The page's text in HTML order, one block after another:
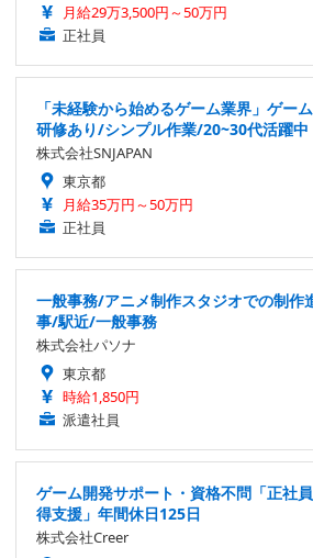
月給29万3,500円～50万円
正社員
「未経験から始めるゲーム業界」ゲー
研修あり/シンプル作業/20~30代活躍中
株式会社SNJAPAN
東京都
月給35万円～50万円
正社員
一般事務/アニメ制作スタジオでの制作
事/駅近/一般事務
株式会社パソナ
東京都
時給1,850円
派遣社員
ゲーム開発サポート・資格不問「正社
得支援」年間休日125日
株式会社Creer